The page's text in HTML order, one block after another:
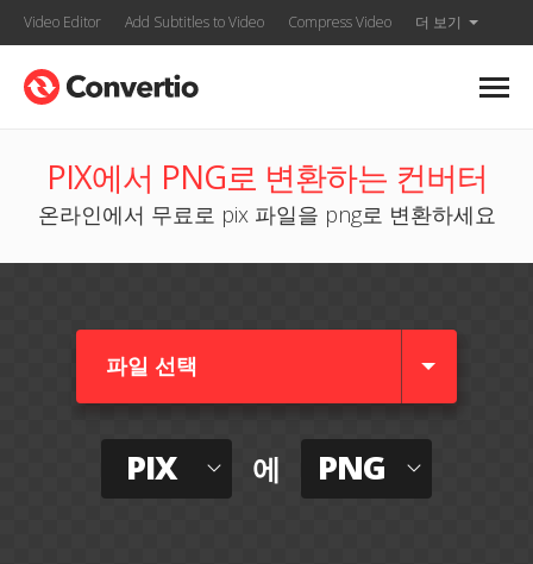
Video Editor Add Subtitles to Video Compress Video 더 보기
PIX에서 PNG로 변환하는 컨버터
온라인에서 무료로 pix 파일을 png로 변환하세요
파일 선택
PIX 에 PNG